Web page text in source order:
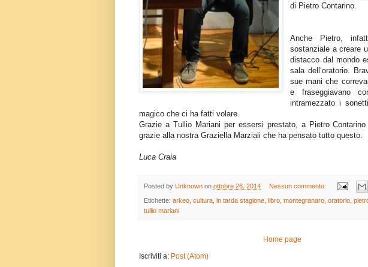
di Pietro Contarino.
Anche Pietro,
sostanziale a creare
distacco dal mondo
sala dell’oratorio.
sue mani che
e fraseggiavano
intramezzato i
magico che ci ha fatti volare.
Grazie a Tullio Mariani per essersi prestato, a Pietro
grazie alla nostra Graziella Marziali che ha pensato tutto questo.
Luca Craia
Posted by Unknown on ottobre 26, 2014 Nessun commento:
Etichette: arkeo cultura in tarda stagione libro montegranaro oratorio
tullio mariani
Home page
Iscriviti a: Post (Atom)